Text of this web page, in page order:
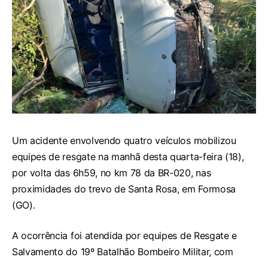
Um acidente envolvendo quatro veículos mobilizou
equipes de resgate na manhã desta quarta-feira (18),
por volta das 6h59, no km 78 da BR-020, nas
proximidades do trevo de Santa Rosa, em Formosa
(GO).
A ocorrência foi atendida por equipes de Resgate e
Salvamento do 19º Batalhão Bombeiro Militar, com